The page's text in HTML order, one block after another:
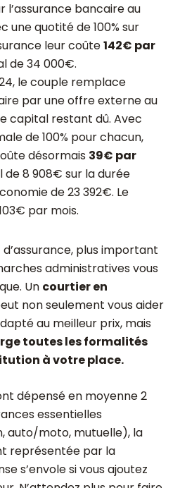
l’assurance bancaire au
une quotité de 100% sur
leur coûte142€ par
de 34 000€.
le couple remplace
par une offre externe au
capital restant dû. Avec
de 100% pour chacun,
désormais 39€ par
de 8 908€ sur la durée
de 23 392€. Le
par mois.
plus important
administratives vous
Un courtier en
non seulement vous aider
au meilleur prix, mais
toutes les formalités
à votre place.
dépensé en moyenne 2
essentielles
auto/moto, mutuelle), la
représentée par la
s’envole si vous ajoutez